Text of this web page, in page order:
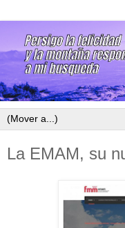
La EMAM, su